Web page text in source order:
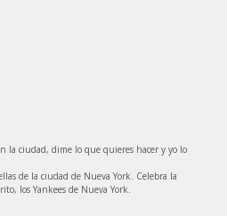
la ciudad, dime lo que quieres hacer y yo lo
de la ciudad de Nueva York. Celebra la
los Yankees de Nueva York.